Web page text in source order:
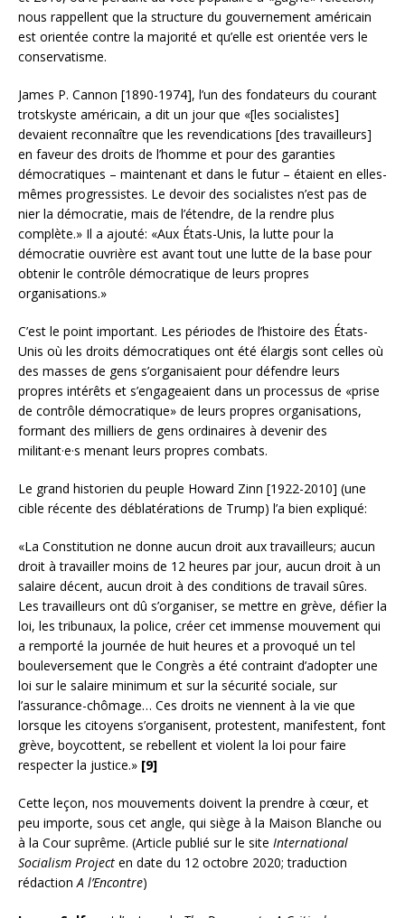
nous rappellent que la structure du gouvernement américain
est orientée contre la majorité et qu’elle est orientée vers le
conservatisme.
James P. Cannon [1890-1974], l’un des fondateurs du courant
trotskyste américain, a dit un jour que «[les socialistes]
devaient reconnaître que les revendications [des travailleurs]
en faveur des droits de l’homme et pour des garanties
démocratiques – maintenant et dans le futur – étaient en elles-
mêmes progressistes. Le devoir des socialistes n’est pas de
nier la démocratie, mais de l’étendre, de la rendre plus
complète.» Il a ajouté: «Aux États-Unis, la lutte pour la
démocratie ouvrière est avant tout une lutte de la base pour
obtenir le contrôle démocratique de leurs propres
organisations.»
C’est le point important. Les périodes de l’histoire des États-
Unis où les droits démocratiques ont été élargis sont celles où
des masses de gens s’organisaient pour défendre leurs
propres intérêts et s’engageaient dans un processus de «prise
de contrôle démocratique» de leurs propres organisations,
formant des milliers de gens ordinaires à devenir des
militant·e·s menant leurs propres combats.
Le grand historien du peuple Howard Zinn [1922-2010] (une
cible récente des déblatérations de Trump) l’a bien expliqué:
«La Constitution ne donne aucun droit aux travailleurs; aucun
droit à travailler moins de 12 heures par jour, aucun droit à un
salaire décent, aucun droit à des conditions de travail sûres.
Les travailleurs ont dû s’organiser, se mettre en grève, défier la
loi, les tribunaux, la police, créer cet immense mouvement qui
a remporté la journée de huit heures et a provoqué un tel
bouleversement que le Congrès a été contraint d’adopter une
loi sur le salaire minimum et sur la sécurité sociale, sur
l’assurance-chômage… Ces droits ne viennent à la vie que
lorsque les citoyens s’organisent, protestent, manifestent, font
grève, boycottent, se rebellent et violent la loi pour faire
respecter la justice.» [9]
Cette leçon, nos mouvements doivent la prendre à cœur, et
peu importe, sous cet angle, qui siège à la Maison Blanche ou
à la Cour suprême. (Article publié sur le site International
Socialism Project en date du 12 octobre 2020; traduction
rédactionA l’Encontre)